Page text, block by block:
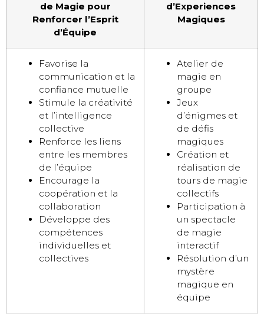
de Magie pour
Renforcer l’Esprit
d’Équipe
d’Experiences
Magiques
Favorise la
communication et la
confiance mutuelle
Stimule la créativité
et l’intelligence
collective
Renforce les liens
entre les membres
de l’équipe
Encourage la
coopération et la
collaboration
Développe des
compétences
individuelles et
collectives
Atelier de
magie en
groupe
Jeux
d’énigmes et
de défis
magiques
Création et
réalisation de
tours de magie
collectifs
Participation à
un spectacle
de magie
interactif
Résolution d’un
mystère
magique en
équipe